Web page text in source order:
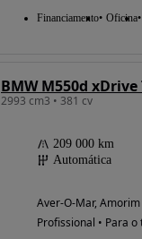
Financiamento Oficina
BMW M550d
2993 cm3 • 381 cv
209 000 km
Automática
Aver-O-Mar,
Profissional • Para o